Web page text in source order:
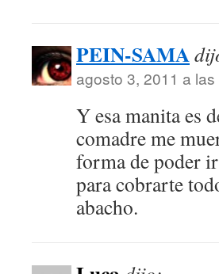
PEIN-SAMA
agosto 3, 2011 a
Y esa manita es
comadre me
forma de poder
para cobrarte
abacho.